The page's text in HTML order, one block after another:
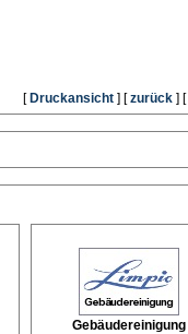
[Druckansicht ] [zurück ] [
Gebäudereinigung